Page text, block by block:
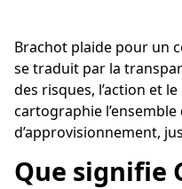
Brachot plaide pour un
se traduit par la
des risques, l’action et
cartographie l’ensemble
d’approvisionnement,
Que signifie